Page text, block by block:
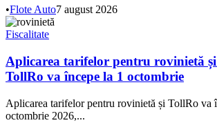
•Flote Auto7 august 2026
Fiscalitate
Aplicarea tarifelor pentru rovinietă și
TollRo va începe la 1 octombrie
Aplicarea tarifelor pentru rovinietă și TollRo va
octombrie 2026,...